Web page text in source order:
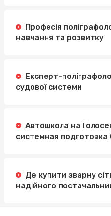
Професія
навчання та розвитку
Експерт-
судової системи
Автошкола на
системная
Де купити зварну
надійного